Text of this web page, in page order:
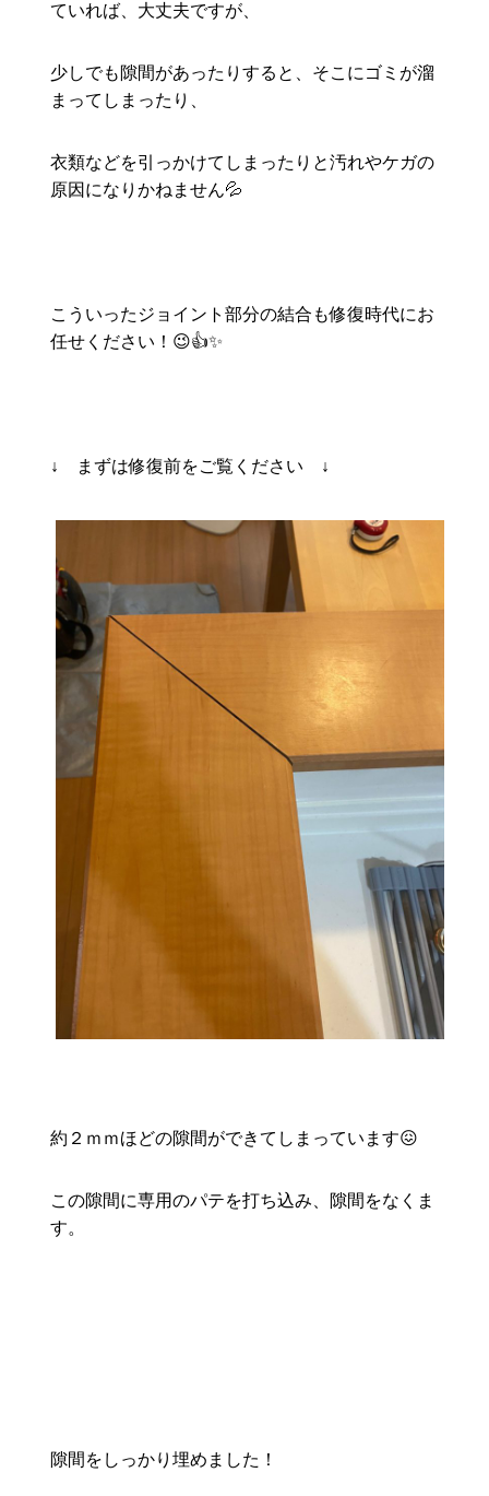
ていれば、大丈夫ですが、
少しでも隙間があったりすると、そこにゴミが溜
まってしまったり、
衣類などを引っかけてしまったりと汚れやケガの
原因になりかねません💦
こういったジョイント部分の結合も修復時代にお
任せください！😉👍✨
↓ まずは修復前をご覧ください ↓
約２ｍｍほどの隙間ができてしまっています😖
この隙間に専用のパテを打ち込み、隙間をなくま
す。
隙間をしっかり埋めました！